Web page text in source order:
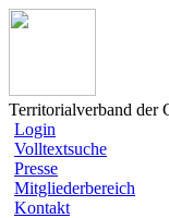
Territorialverband der
Login
Volltextsuche
Presse
Mitgliederbereich
Kontakt